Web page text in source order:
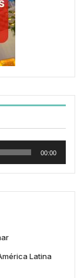
00:00
Latina